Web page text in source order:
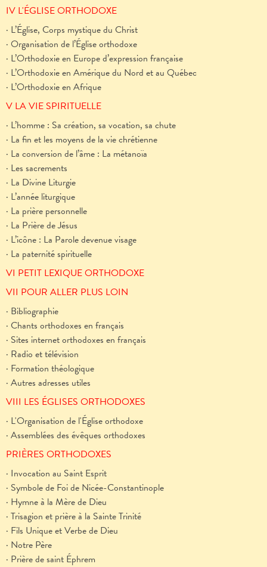
IV L'ÉGLISE ORTHODOXE
· L’Église, Corps mystique du Christ
· Organisation de l’Église orthodoxe
· L’Orthodoxie en Europe d’expression française
· L’Orthodoxie en Amérique du Nord et au Québec
· L’Orthodoxie en Afrique
V LA VIE SPIRITUELLE
· L’homme : Sa création, sa vocation, sa chute
· La fin et les moyens de la vie chrétienne
· La conversion de l’âme : La métanoïa
· Les sacrements
· La Divine Liturgie
· L’année liturgique
· La prière personnelle
· La Prière de Jésus
· L’icône : La Parole devenue visage
· La paternité spirituelle
VI PETIT LEXIQUE ORTHODOXE
VII POUR ALLER PLUS LOIN
· Bibliographie
· Chants orthodoxes en français
· Sites internet orthodoxes en français
· Radio et télévision
· Formation théologique
· Autres adresses utiles
VIII LES ÉGLISES ORTHODOXES
· L'Organisation de l'Église orthodoxe
· Assemblées des évêques orthodoxes
PRIÈRES ORTHODOXES
· Invocation au Saint Esprit
· Symbole de Foi de Nicée-Constantinople
· Hymne à la Mère de Dieu
· Trisagion et prière à la Sainte Trinité
· Fils Unique et Verbe de Dieu
· Notre Père
· Prière de saint Éphrem